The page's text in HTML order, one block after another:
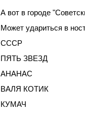
А вот в городе
Может удариться в
СССР
ПЯТЬ ЗВЕЗД
АНАНАС
ВАЛЯ КОТИК
КУМАЧ